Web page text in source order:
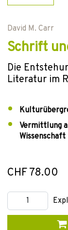
David M. Carr
Schrift
Die
Literatur im
Vermittlung
Wissenschaft
CHF 78.00